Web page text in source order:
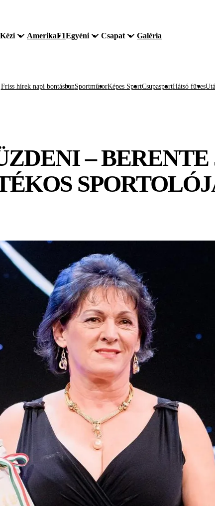
Kézi AmerikaF1Egyéni Csapat Galéria
Friss hírek napi bontásbanSportműsorKépes SportCsupasportHátsó füves
– BERENTE